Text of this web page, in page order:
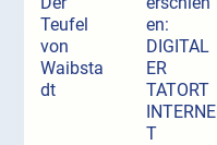
Teufel
von
Waibsta
dt
en:
DIGITAL
ER
TATORT
INTERNE
T